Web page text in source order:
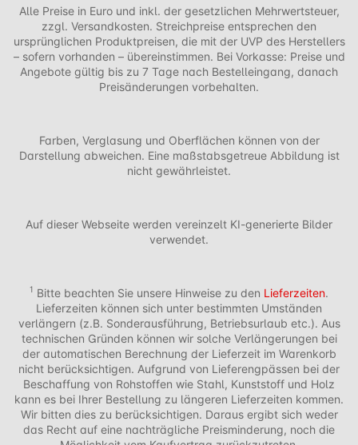
Alle Preise in Euro und inkl. der gesetzlichen Mehrwertsteuer,
zzgl. Versandkosten. Streichpreise entsprechen den
ursprünglichen Produktpreisen, die mit der UVP des Herstellers
– sofern vorhanden – übereinstimmen. Bei Vorkasse: Preise und
Angebote gültig bis zu 7 Tage nach Bestelleingang, danach
Preisänderungen vorbehalten.
Farben, Verglasung und Oberflächen können von der
Darstellung abweichen. Eine maßstabsgetreue Abbildung ist
nicht gewährleistet.
Auf dieser Webseite werden vereinzelt KI-generierte Bilder
verwendet.
1 Bitte beachten Sie unsere Hinweise zu den Lieferzeiten.
Lieferzeiten können sich unter bestimmten Umständen
verlängern (z.B. Sonderausführung, Betriebsurlaub etc.). Aus
technischen Gründen können wir solche Verlängerungen bei
der automatischen Berechnung der Lieferzeit im Warenkorb
nicht berücksichtigen. Aufgrund von Lieferengpässen bei der
Beschaffung von Rohstoffen wie Stahl, Kunststoff und Holz
kann es bei Ihrer Bestellung zu längeren Lieferzeiten kommen.
Wir bitten dies zu berücksichtigen. Daraus ergibt sich weder
das Recht auf eine nachträgliche Preisminderung, noch die